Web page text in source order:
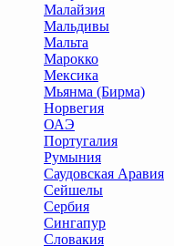
Малайзия
Мальдивы
Мальта
Марокко
Мексика
Мьянма (Бирма)
Норвегия
ОАЭ
Португалия
Румыния
Саудовская Аравия
Сейшелы
Сербия
Сингапур
Словакия